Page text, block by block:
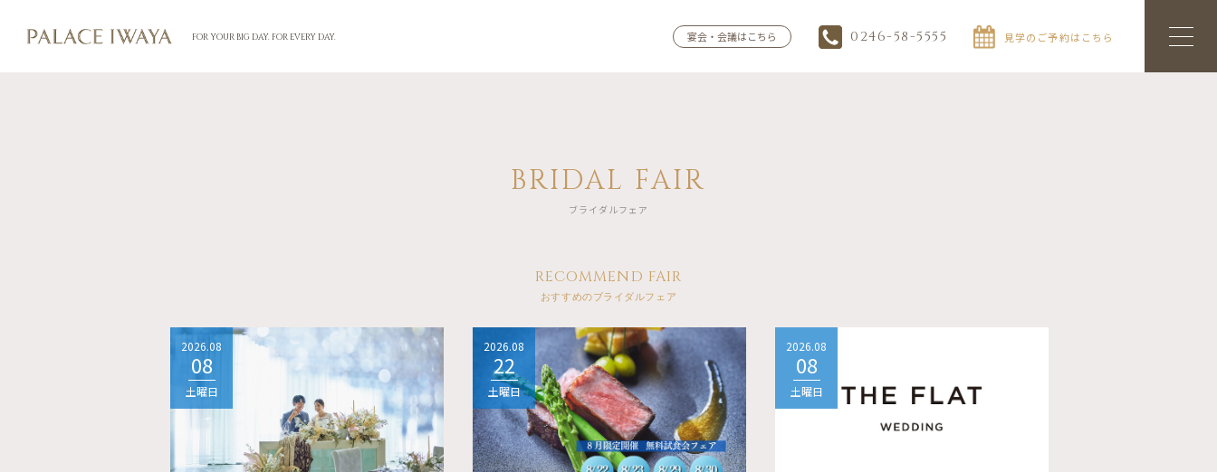
FOR YOUR BIG DAY. FOR EVERY DAY. 宴会・会議はこちら 0246-58-5555 見学のご予約はこちら
BRIDAL FAIR
ブライダルフェア
RECOMMEND FAIR
おすすめのブライダルフェア
2026.08
08
土曜日
2026.08
22
土曜日
2026.08
08
土曜日